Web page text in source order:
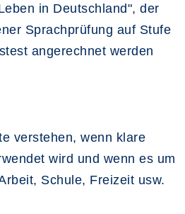
in Deutschland", der
Sprachprüfung auf Stufe
angerechnet werden
verstehen, wenn klare
wird und wenn es um
Schule, Freizeit usw.